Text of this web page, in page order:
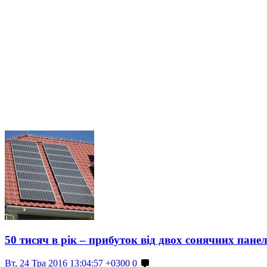
50 тисяч в рік – прибуток від двох сонячних
Вт, 24 Тра 2016 13:04:57 +0300 0